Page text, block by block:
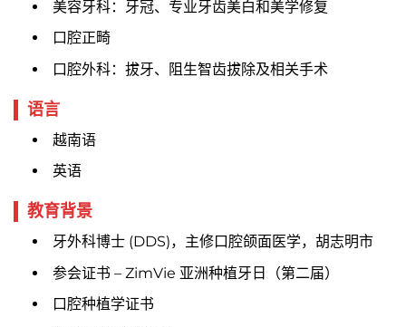
美容牙科：牙冠、专业牙齿美白和美学修复
口腔正畸
口腔外科：拔牙、阻生智齿拔除及相关手术
语言
越南语
英语
教育背景
牙外科博士 (DDS)，主修口腔颌面医学，胡志明市
参会证书 – ZimVie 亚洲种植牙日（第二届）
口腔种植学证书